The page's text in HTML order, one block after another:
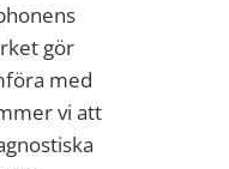
gör
med
vi att